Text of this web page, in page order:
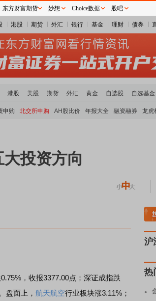
港股 期货 外汇 银行 基金 理财 债券
港股 美股 期货 外汇 黄金 自选股 自选基金
申购 北交所申购 AH股比价 年报大全 融资融券 龙虎
投资方向
，收报3377.00点；深证成指跌
盘面上， 航天航空行业板块涨3.11%；
A股估值分析全览
沪
热
东方财富期货 妙想 Choice数据 股吧